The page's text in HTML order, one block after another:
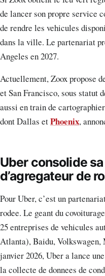
de lancer son propre service
de rendre les vehicules
dans la ville. Le partenariat
Angeles en 2027.
Actuellement, Zoox propose
et San Francisco, sous statut
aussi en train de
dont Dallas etPhoenix,
Uber consolide
d’agregateur de
Pour Uber, c’est un
rodee. Le geant du
25 entreprises de vehicules
Atlanta), Baidu,
janvier 2026, Uber a lance
la collecte de donnees de